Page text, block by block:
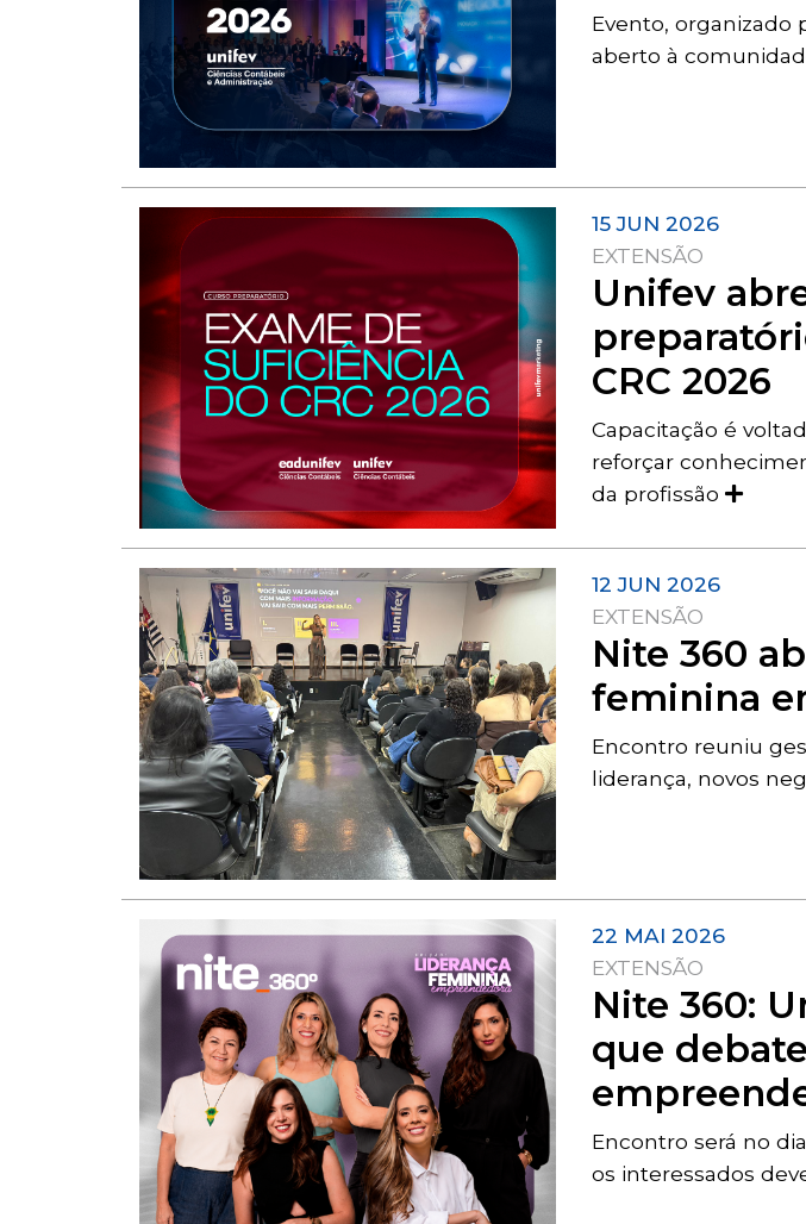
Evento, organizado
aberto à
15 JUN 2026
EXTENSÃO
Unifev
CRC 2026
Capacitação é
reforçar
da profissão
12 JUN 2026
EXTENSÃO
Nite 360
feminina
Encontro reuniu
liderança, novos
22 MAI 2026
EXTENSÃO
Nite 360:
que
Encontro será no
os interessados